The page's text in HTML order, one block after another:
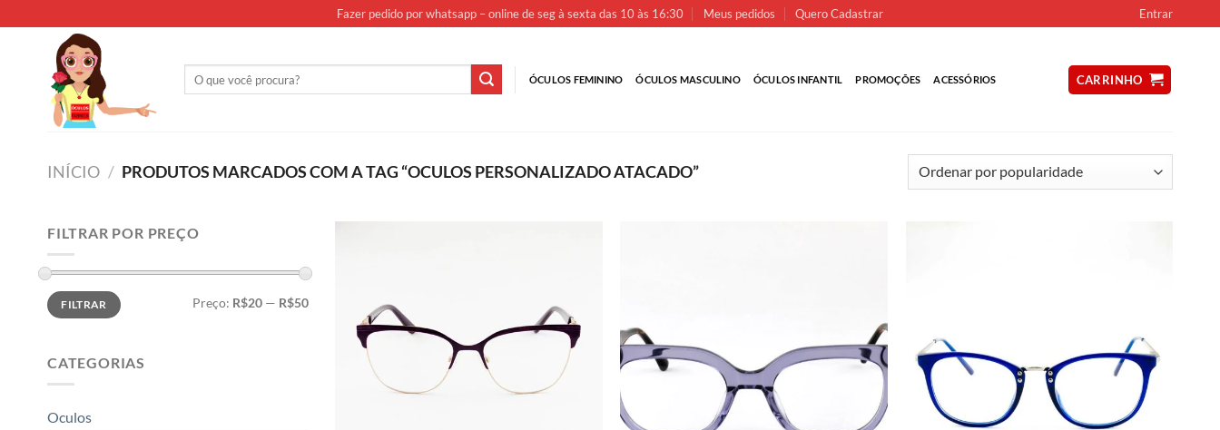
to
Fazer pedido por whatsapp – online de seg à sexta das 10 às 16:30 Meus pedidos Quero Cadastrar Entrar
ÓCULOS FEMININO ÓCULOS MASCULINO ÓCULOS INFANTIL PROMOÇÕES ACESSÓRIOS CARRINHO
INÍCIO / PRODUTOS MARCADOS COM A TAG “OCULOS PERSONALIZADO ATACADO”
FILTRAR POR PREÇO
Preço
mínimo
Preço
máximo
FILTRAR Preço: R$20— R$50
CATEGORIAS
Oculos